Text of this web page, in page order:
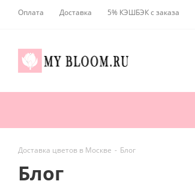
Оплата Доставка 5% КЭШБЭК с заказа
Доставка цветов в Москве - Блог
Блог